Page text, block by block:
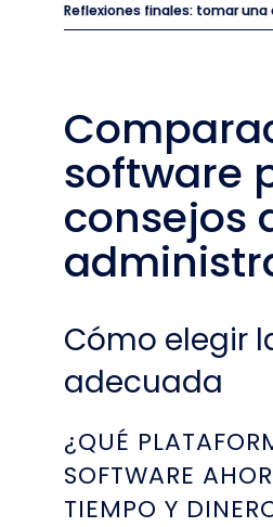
Reflexiones finales: tomar
software
consejos
Cómo elegir
adecuada
¿QUÉ
SOFTWARE
TIEMPO Y